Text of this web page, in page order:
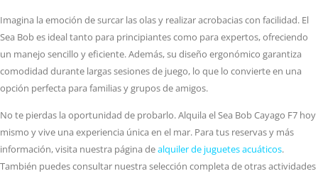
Imagina la emoción de surcar las olas y realizar acrobacias con facilidad. El
Sea Bob es ideal tanto para principiantes como para expertos, ofreciendo
un manejo sencillo y eficiente. Además, su diseño ergonómico garantiza
comodidad durante largas sesiones de juego, lo que lo convierte en una
opción perfecta para familias y grupos de amigos.
No te pierdas la oportunidad de probarlo. Alquila el Sea Bob Cayago F7 hoy
mismo y vive una experiencia única en el mar. Para tus reservas y más
información, visita nuestra página dealquiler de juguetes acuáticos.
También puedes consultar nuestra selección completa de otras actividades